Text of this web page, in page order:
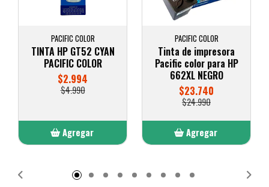
PACIFIC COLOR
TINTA HP GT52 CYAN
PACIFIC COLOR
$2.994
$4.990
Agregar
PACIFIC COLOR
Tinta de impresora
Pacific color para HP
662XL NEGRO
$23.740
$24.990
Agregar